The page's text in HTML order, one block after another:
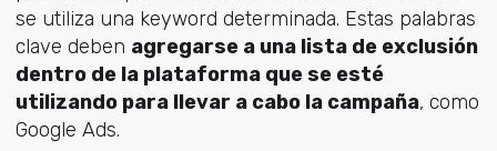
se utiliza una keyword determinada. Estas palabras
clave deben agregarse a una lista de exclusión
dentro de la plataforma que se esté
utilizando para llevar a cabo la campaña, como
Google Ads.